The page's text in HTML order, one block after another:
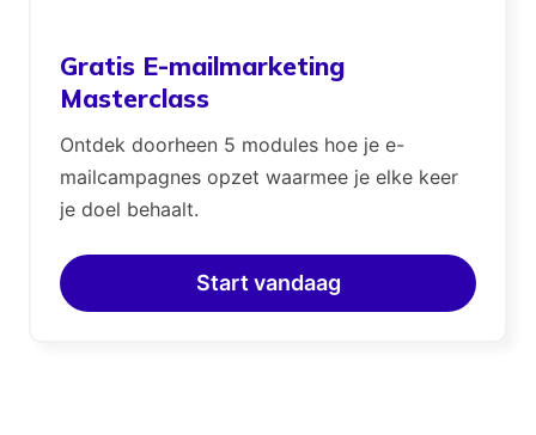
Gratis E-mailmarketing
Masterclass
Ontdek doorheen 5 modules hoe je e-
mailcampagnes opzet waarmee je elke keer
je doel behaalt.
Start vandaag